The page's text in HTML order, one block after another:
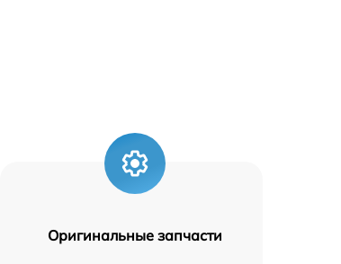
Оригинальные запчасти